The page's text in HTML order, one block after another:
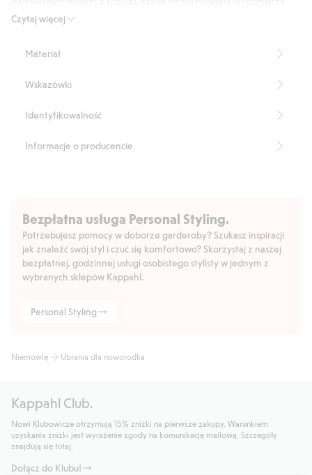
Czytaj więcej
36/38, 40/42 i 44/46.
certyfikatem GOTS.
Numer artykułu
Materiał
Wskazówki
Identyfikowalność
Informacje o producencie
Bezpłatna usługa Personal Styling.
Potrzebujesz pomocy w doborze garderoby? Szukasz inspiracji
jak znaleźć swój styl i czuć się komfortowo? Skorzystaj z naszej
bezpłatnej, godzinnej usługi osobistego stylisty w jednym z
wybranych sklepów Kappahl.
Personal Styling
Niemowlę Ubrania dla noworodka
Kappahl Club.
Nowi Klubowicze otrzymują 15% zniżki na pierwsze zakupy. Warunkiem
uzyskania zniżki jest wyrażenie zgody na komunikację mailową. Szczegóły
znajdują się tutaj.
Dołącz do Klubu!